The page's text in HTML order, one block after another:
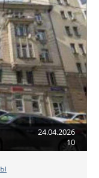
24.04.2026
10